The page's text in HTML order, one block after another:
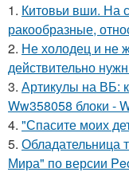
1. Китовьи вши. На
ракообразные,
2. Не холодец и не
действительно
3. Артикулы на ВБ:
Ww358058 блоки -
4. "Спасите моих
5. Обладательница
Мира" по версии